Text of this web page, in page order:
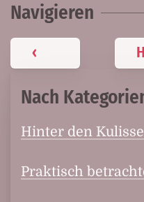
Navigieren
‹
Nach
Hinter den
Praktisch